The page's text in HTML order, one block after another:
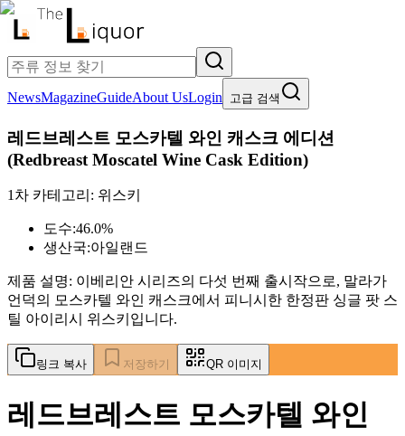
NewsMagazineGuideAbout UsLogin 고급 검색
레드브레스트 모스카텔 와인 캐스크 에디션
(Redbreast Moscatel Wine Cask Edition)
1차 카테고리: 위스키
도수:46.0%
생산국:아일랜드
제품 설명: 이베리안 시리즈의 다섯 번째 출시작으로, 말라가
언덕의 모스카텔 와인 캐스크에서 피니시한 한정판 싱글 팟 스
틸 아이리시 위스키입니다.
링크 복사 저장하기 QR 이미지
레드브레스트 모스카텔 와인